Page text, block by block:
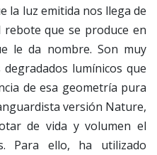
la luz emitida nos llega de
que se produce en
le da nombre. Son muy
lumínicos que
de esa geometría pura
versión Nature,
de vida y volumen el
Para ello, ha utilizado